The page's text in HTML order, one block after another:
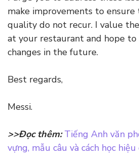
make improvements to ensure
quality do not recur. I value
at your restaurant and hope to
changes in the future.
Best regards,
Messi.
>>Đọc thêm:Tiếng Anh văn
vựng, mẫu câu và cách học